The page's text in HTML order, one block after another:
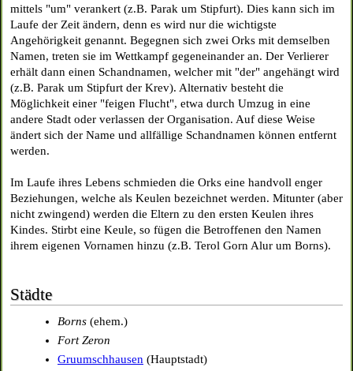
mittels "um" verankert (z.B. Parak um Stipfurt). Dies kann sich im
Laufe der Zeit ändern, denn es wird nur die wichtigste
Angehörigkeit genannt. Begegnen sich zwei Orks mit demselben
Namen, treten sie im Wettkampf gegeneinander an. Der Verlierer
erhält dann einen Schandnamen, welcher mit "der" angehängt wird
(z.B. Parak um Stipfurt der Krev). Alternativ besteht die
Möglichkeit einer "feigen Flucht", etwa durch Umzug in eine
andere Stadt oder verlassen der Organisation. Auf diese Weise
ändert sich der Name und allfällige Schandnamen können entfernt
werden.
Im Laufe ihres Lebens schmieden die Orks eine handvoll enger
Beziehungen, welche als Keulen bezeichnet werden. Mitunter (aber
nicht zwingend) werden die Eltern zu den ersten Keulen ihres
Kindes. Stirbt eine Keule, so fügen die Betroffenen den Namen
ihrem eigenen Vornamen hinzu (z.B. Terol Gorn Alur um Borns).
Städte
Borns (ehem.)
Fort Zeron
Gruumschhausen (Hauptstadt)